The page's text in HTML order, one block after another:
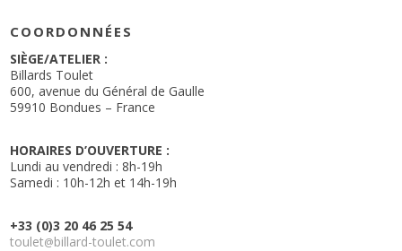
COORDONNÉES
SIÈGE/ATELIER :
Billards Toulet
600, avenue du Général de Gaulle
59910 Bondues – France
HORAIRES D’OUVERTURE :
Lundi au vendredi : 8h-19h
Samedi : 10h-12h et 14h-19h
+33 (0)3 20 46 25 54
toulet@billard-toulet.com